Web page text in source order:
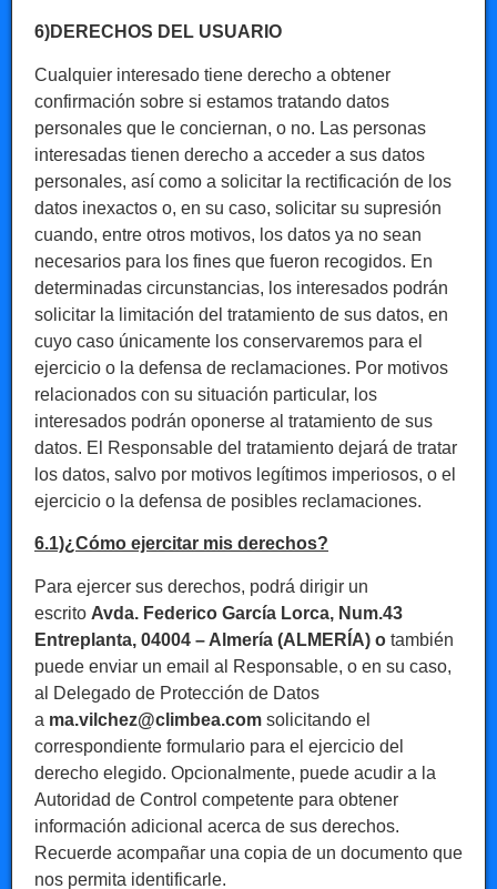
6)DERECHOS DEL USUARIO
Cualquier interesado tiene derecho a obtener
confirmación sobre si estamos tratando datos
personales que le conciernan, o no. Las personas
interesadas tienen derecho a acceder a sus datos
personales, así como a solicitar la rectificación de los
datos inexactos o, en su caso, solicitar su supresión
cuando, entre otros motivos, los datos ya no sean
necesarios para los fines que fueron recogidos. En
determinadas circunstancias, los interesados podrán
solicitar la limitación del tratamiento de sus datos, en
cuyo caso únicamente los conservaremos para el
ejercicio o la defensa de reclamaciones. Por motivos
relacionados con su situación particular, los
interesados podrán oponerse al tratamiento de sus
datos. El Responsable del tratamiento dejará de tratar
los datos, salvo por motivos legítimos imperiosos, o el
ejercicio o la defensa de posibles reclamaciones.
6.1)¿Cómo ejercitar mis derechos?
Para ejercer sus derechos, podrá dirigir un
escrito Avda. Federico García Lorca, Num.43
Entreplanta, 04004 – Almería (ALMERÍA) o también
puede enviar un email al Responsable, o en su caso,
al Delegado de Protección de Datos
a ma.vilchez@climbea.com solicitando el
correspondiente formulario para el ejercicio del
derecho elegido. Opcionalmente, puede acudir a la
Autoridad de Control competente para obtener
información adicional acerca de sus derechos.
Recuerde acompañar una copia de un documento que
nos permita identificarle.